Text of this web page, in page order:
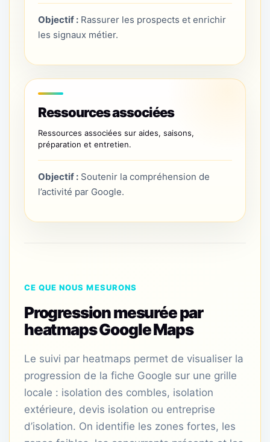
Objectif : Rassurer les prospects et enrichir
les signaux métier.
Ressources associées
Ressources associées sur aides, saisons,
préparation et entretien.
Objectif : Soutenir la compréhension de
l’activité par Google.
CE QUE NOUS MESURONS
Progression mesurée par
heatmaps Google Maps
Le suivi par heatmaps permet de visualiser la
progression de la fiche Google sur une grille
locale : isolation des combles, isolation
extérieure, devis isolation ou entreprise
d’isolation. On identifie les zones fortes, les